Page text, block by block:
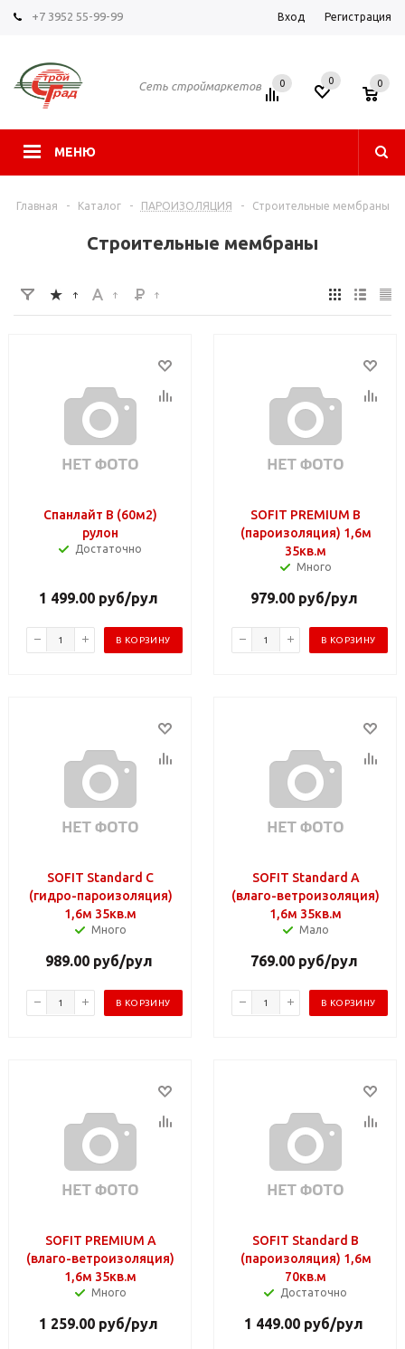
+7 3952 55-99-99 Вход Регистрация
Сеть строймаркетов
МЕНЮ
0 0 0
Главная - Каталог - ПАРОИЗОЛЯЦИЯ - Строительные мембраны
Строительные мембраны
Спанлайт В (60м2)
рулон
Достаточно
1 499.00 руб/рул
В КОРЗИНУ
SOFIT PREMIUM В
(пароизоляция) 1,6м
35кв.м
Много
979.00руб/рул
В КОРЗИНУ
SOFIT Standard С
(гидро-пароизоляция)
1,6м 35кв.м
Много
989.00руб/рул
В КОРЗИНУ
SOFIT Standard А
(влаго-ветроизоляция)
1,6м 35кв.м
Мало
769.00руб/рул
В КОРЗИНУ
SOFIT PREMIUM А
(влаго-ветроизоляция)
1,6м 35кв.м
Много
1 259.00 руб/рул
SOFIT Standard В
(пароизоляция) 1,6м
70кв.м
Достаточно
1 449.00 руб/рул